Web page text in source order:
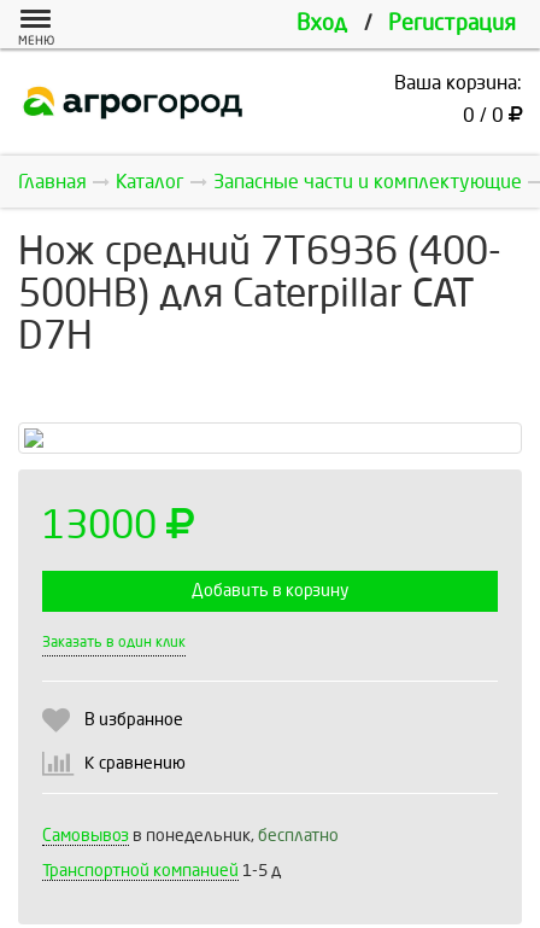
Вход / Регистрация
МЕНЮ
Ваша корзина:
0 / 0
Главная Каталог Запасные части и комплектующие
Нож средний 7T6936 (400-
500HB) для Caterpillar САТ
D7H
13000
Добавить в корзину
Заказать в один клик
В избранное
К сравнению
Самовывоз в понедельник, бесплатно
Транспортной компанией 1-5 д